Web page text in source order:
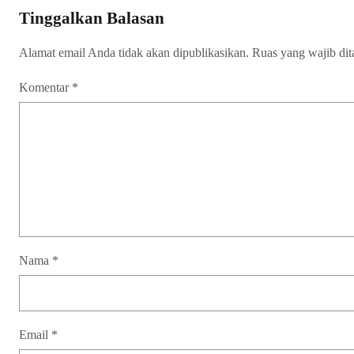
Tinggalkan Balasan
Alamat email Anda tidak akan dipublikasikan. Ruas yang wajib
Komentar *
Nama *
Email *